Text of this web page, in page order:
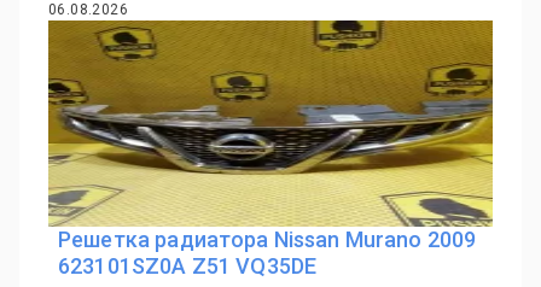
06.08.2026
Решетка радиатора Nissan Murano 2009
623101SZ0A Z51 VQ35DE